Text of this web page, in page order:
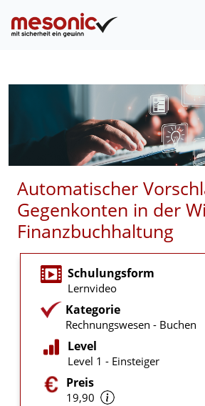
Automatischer
Gegenkonten in der
Finanzbuchhaltung
Schulungsform
Lernvideo
Kategorie
Rechnungswesen - Buchen
Level
Level 1 - Einsteiger
Preis
19,90